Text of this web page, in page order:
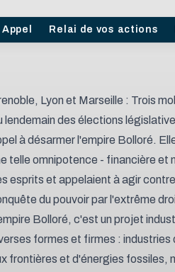
Lyon et Marseille : Trois
lendemain des élections
à désarmer l'empire Bolloré.
telle omnipotence - financière et
esprits et appelaient à agir
du pouvoir par l'extrême
Bolloré, c'est un projet
formes et firmes :
frontières et d'énergies fossiles,
Appel Relai de vos actions